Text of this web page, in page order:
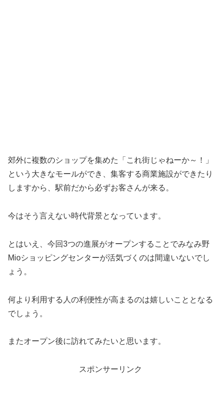
郊外に複数のショップを集めた「これ街じゃねーか～！」
という大きなモールができ、集客する商業施設ができたり
しますから、駅前だから必ずお客さんが来る。
今はそう言えない時代背景となっています。
とはいえ、今回3つの進展がオープンすることでみなみ野
Mioショッピングセンターが活気づくのは間違いないでし
ょう。
何より利用する人の利便性が高まるのは嬉しいこととなる
でしょう。
またオープン後に訪れてみたいと思います。
スポンサーリンク